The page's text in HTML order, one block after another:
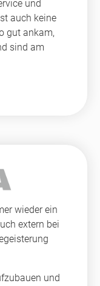
und
auch keine
gut ankam,
sind am
wieder ein
extern bei
und